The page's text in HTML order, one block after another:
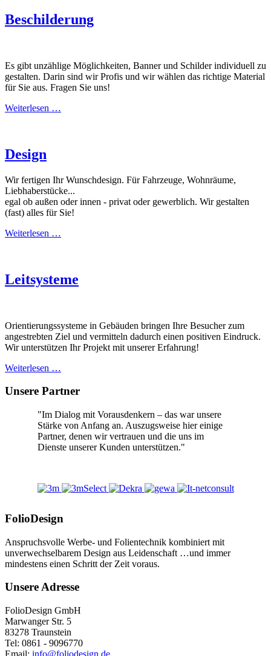
Beschilderung
Es gibt unzählige Möglichkeiten, Banner und Schilder individuell zu
gestalten. Darin sind wir Profis und wir wählen das richtige Material
für Sie aus. Fragen Sie uns!
Weiterlesen …
Design
Wir fertigen Ihr Wunschdesign. Für Fahrzeuge, Wohnräume,
Liebhaberstücke...
egal ob außen oder innen - privat oder gewerblich. Wir gestalten
(fast) alles für Sie!
Weiterlesen …
Leitsysteme
Orientierungssysteme in Gebäuden bringen Ihre Besucher zum
angestrebten Ziel und vermitteln dadurch einen positiven Eindruck.
Wir unterstützen Ihr Projekt mit unserer Erfahrung!
Weiterlesen …
Unsere Partner
"Im Dialog mit Vorausdenkern – das war unsere
Stärke von Anfang an. Auszugsweise hier einige
Partner, denen wir vertrauen und die uns im
Dienste unserer Kunden unterstützen."
FolioDesign
Anspruchsvolle Werbe- und Folientechnik kombiniert mit
unverwechselbarem Design aus Leidenschaft …und immer
mindestens einen Schritt der Zeit voraus.
Unsere Adresse
FolioDesign GmbH
Marwanger Str. 5
83278 Traunstein
Tel: 0861 - 9096770